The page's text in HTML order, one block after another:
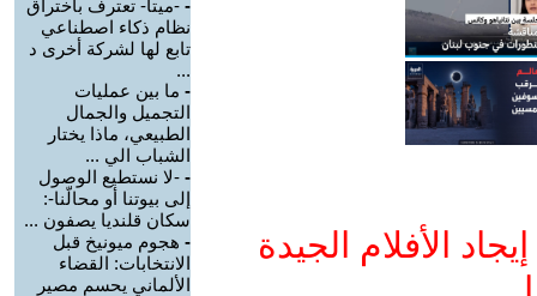
الأفلام الجيدة
- -ميتا- تعترف باختراق
نظام ذكاء اصطناعي
تابع لها لشركة أخرى د
...
- ما بين عمليات
التجميل والجمال
الطبيعي، ماذا يختار
الشباب الي ...
- -لا نستطيع الوصول
إلى بيوتنا أو محالّنا-:
سكان قلنديا يصفون ...
- هجوم ميونيخ قبل
الانتخابات: القضاء
الألماني يحسم مصير